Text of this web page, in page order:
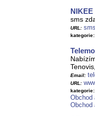
sms
URL:
kategorie:
Email:
URL:
kategorie:
Obchod
Obchod